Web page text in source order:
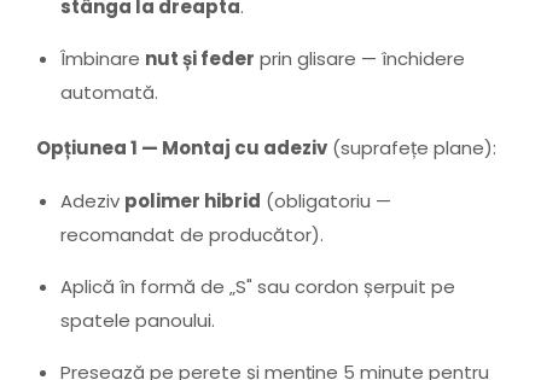
stânga la dreapta.
Îmbinare nut și feder prin glisare — închidere
automată.
Opțiunea 1 — Montaj cu adeziv (suprafețe plane):
Adeziv polimer hibrid (obligatoriu —
recomandat de producător).
Aplică în formă de „S" sau cordon șerpuit pe
spatele panoului.
Presează pe perete și menține 5 minute pentru